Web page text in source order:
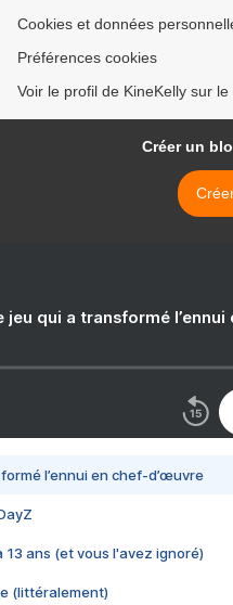
Cookies et données
Préférences cookies
Voir le profil de KineKelly sur
Créer un
jeu qui a transformé
l’ennui en chef-d’œuvre
13 ans (et vous l'avez ignoré)
(littéralement)